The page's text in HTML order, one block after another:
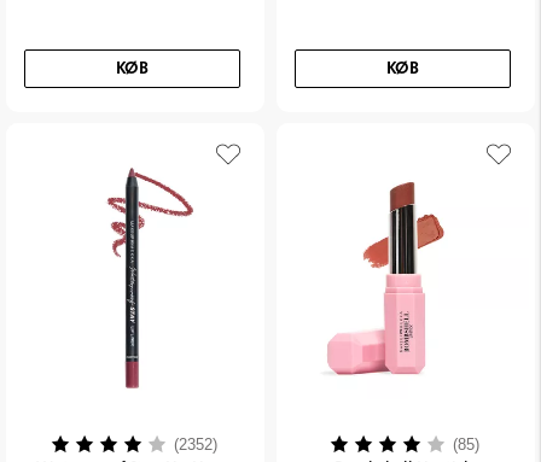
KØB KØB
Vurdering: (2352)4.0 ud af 5 stjernerVurdering: (85)4.0 ud